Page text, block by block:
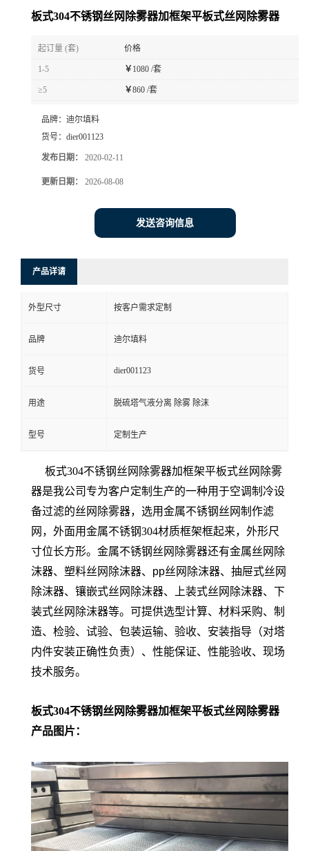
板式304不锈钢丝网除雾器加框架平板式丝网除雾器
起订量 (套) 价格
1-5 ￥1080 /套
≥5 ￥860 /套
品牌： 迪尔填料
货号： dier001123
发布日期： 2020-02-11
更新日期： 2026-08-08
发送咨询信息
产品详请
外型尺寸 按客户需求定制
品牌 迪尔填料
货号 dier001123
用途 脱硫塔气液分离 除雾 除沫
型号 定制生产
板式304不锈钢丝网除雾器加框架平板式丝网除雾
器是我公司专为客户定制生产的一种用于空调制冷设
备过滤的丝网除雾器，选用金属不锈钢丝网制作滤
网，外面用金属不锈钢304材质框架框起来，外形尺
寸位长方形。金属不锈钢丝网除雾器还有金属丝网除
沫器、塑料丝网除沫器、 pp丝网除沫器、抽屉式丝网
除沫器、镶嵌式丝网除沫器、上装式丝网除沫器、下
装式丝网除沫器等。可提供选型计算、材料采购、制
造、检验、试验、包装运输、验收、安装指导（对塔
内件安装正确性负责）、性能保证、性能验收、现场
技术服务。
板式304不锈钢丝网除雾器加框架平板式丝网除雾器
产品图片：